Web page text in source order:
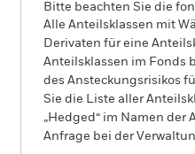
Bitte beachten Sie die
Alle Anteilsklassen mit
Derivaten für eine
Anteilsklassen im Fonds
des Ansteckungsrisikos
Sie die Liste aller
„Hedged“ im Namen
Anfrage bei der